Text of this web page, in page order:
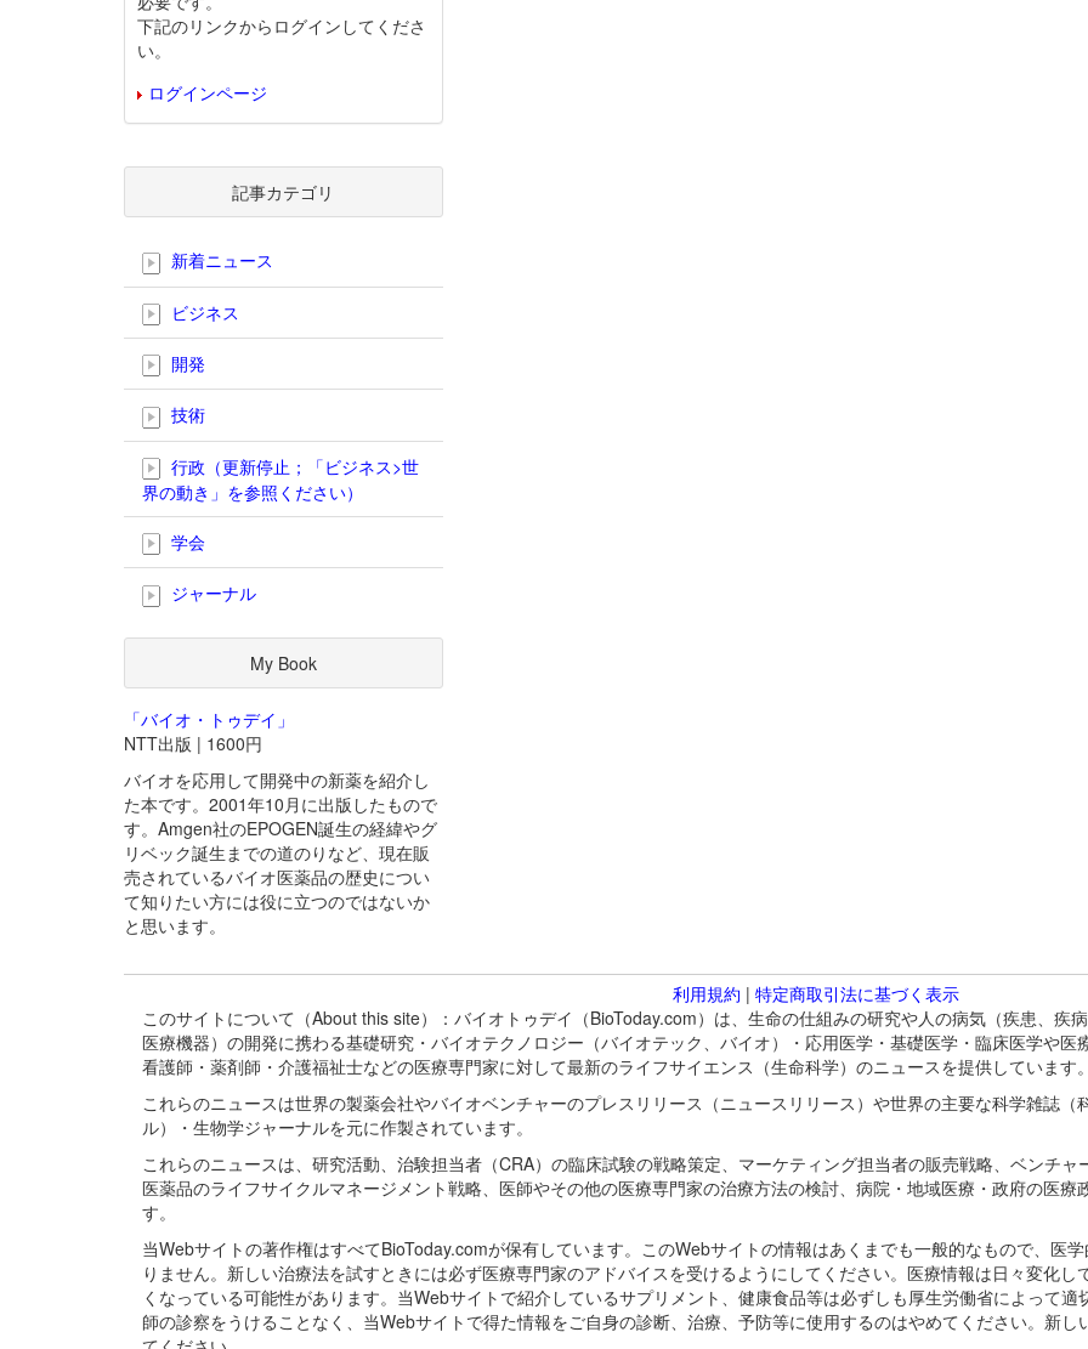
下記のリンクからログインしてくださ
い。
ログインページ
記事カテゴリ
新着ニュース
ビジネス
開発
技術
行政（更新停止；「ビジネス>世
界の動き」を参照ください）
学会
ジャーナル
My Book
「バイオ・トゥデイ」
NTT出版 | 1600円
バイオを応用して開発中の新薬を紹介し
た本です。2001年10月に出版したもので
す。Amgen社のEPOGEN誕生の経緯やグ
リベック誕生までの道のりなど、現在販
売されているバイオ医薬品の歴史につい
て知りたい方には役に立つのではないか
と思います。
利用規約 | 特定商取引法に基づく表示
このサイトについて（About this site）：バイオトゥデイ（BioToday.com）は、生命の仕組みの研究や人の病気（疾患、疾
医療機器）の開発に携わる基礎研究・バイオテクノロジー（バイオテック、バイオ）・応用医学・基礎医学・臨床医学や
看護師・薬剤師・介護福祉士などの医療専門家に対して最新のライフサイエンス（生命科学）のニュースを提供しています
これらのニュースは世界の製薬会社やバイオベンチャーのプレスリリース（ニュースリリース）や世界の主要な科学雑誌
ル）・生物学ジャーナルを元に作製されています。
これらのニュースは、研究活動、治験担当者（CRA）の臨床試験の戦略策定、マーケティング担当者の販売戦略、ベンチ
医薬品のライフサイクルマネージメント戦略、医師やその他の医療専門家の治療方法の検討、病院・地域医療・政府の医
す。
当Webサイトの著作権はすべてBioToday.comが保有しています。このWebサイトの情報はあくまでも一般的なもので、医
りません。新しい治療法を試すときには必ず医療専門家のアドバイスを受けるようにしてください。医療情報は日々変化
くなっている可能性があります。当Webサイトで紹介しているサプリメント、健康食品等は必ずしも厚生労働省によって
師の診察をうけることなく、当Webサイトで得た情報をご自身の診断、治療、予防等に使用するのはやめてください。新